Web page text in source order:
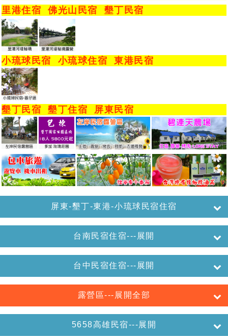
里港住宿
佛光山民宿 墾丁民宿
小琉球民宿 小琉球住宿 東港民宿
墾丁民宿 墾丁住宿 屏東民宿
屏東-墾丁-東港-小琉球民宿住宿
台南民宿住宿---展開
台中民宿住宿---展開
露營區---展開全部
5658高雄民宿---展開